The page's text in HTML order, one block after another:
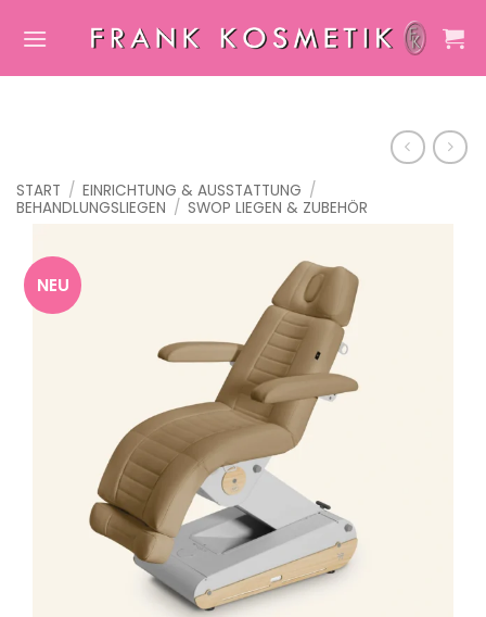
Inhalt
START / EINRICHTUNG & AUSSTATTUNG /
BEHANDLUNGSLIEGEN / SWOP LIEGEN & ZUBEHÖR
NEU